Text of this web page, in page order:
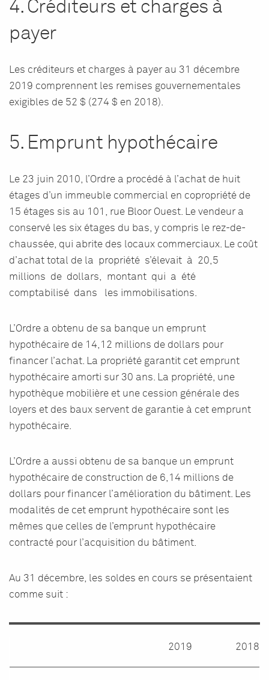
4. Créditeurs et charges à
payer
Les créditeurs et charges à payer au 31 décembre
2019 comprennent les remises gouvernementales
exigibles de 52 $ (274 $ en 2018).
5. Emprunt hypothécaire
Le 23 juin 2010, l’Ordre a procédé à l’achat de huit
étages d’un immeuble commercial en copropriété de
15 étages sis au 101, rue Bloor Ouest. Le vendeur a
conservé les six étages du bas, y compris le rez-de-
chaussée, qui abrite des locaux commerciaux. Le coût
d’achat total de la propriété s’élevait à 20,5
millions de dollars, montant qui a été
comptabilisé dans les immobilisations.
L’Ordre a obtenu de sa banque un emprunt
hypothécaire de 14,12 millions de dollars pour
financer l’achat. La propriété garantit cet emprunt
hypothécaire amorti sur 30 ans. La propriété, une
hypothèque mobilière et une cession générale des
loyers et des baux servent de garantie à cet emprunt
hypothécaire.
L’Ordre a aussi obtenu de sa banque un emprunt
hypothécaire de construction de 6,14 millions de
dollars pour financer l’amélioration du bâtiment. Les
modalités de cet emprunt hypothécaire sont les
mêmes que celles de l’emprunt hypothécaire
contracté pour l’acquisition du bâtiment.
Au 31 décembre, les soldes en cours se présentaient
comme suit :
2019 2018